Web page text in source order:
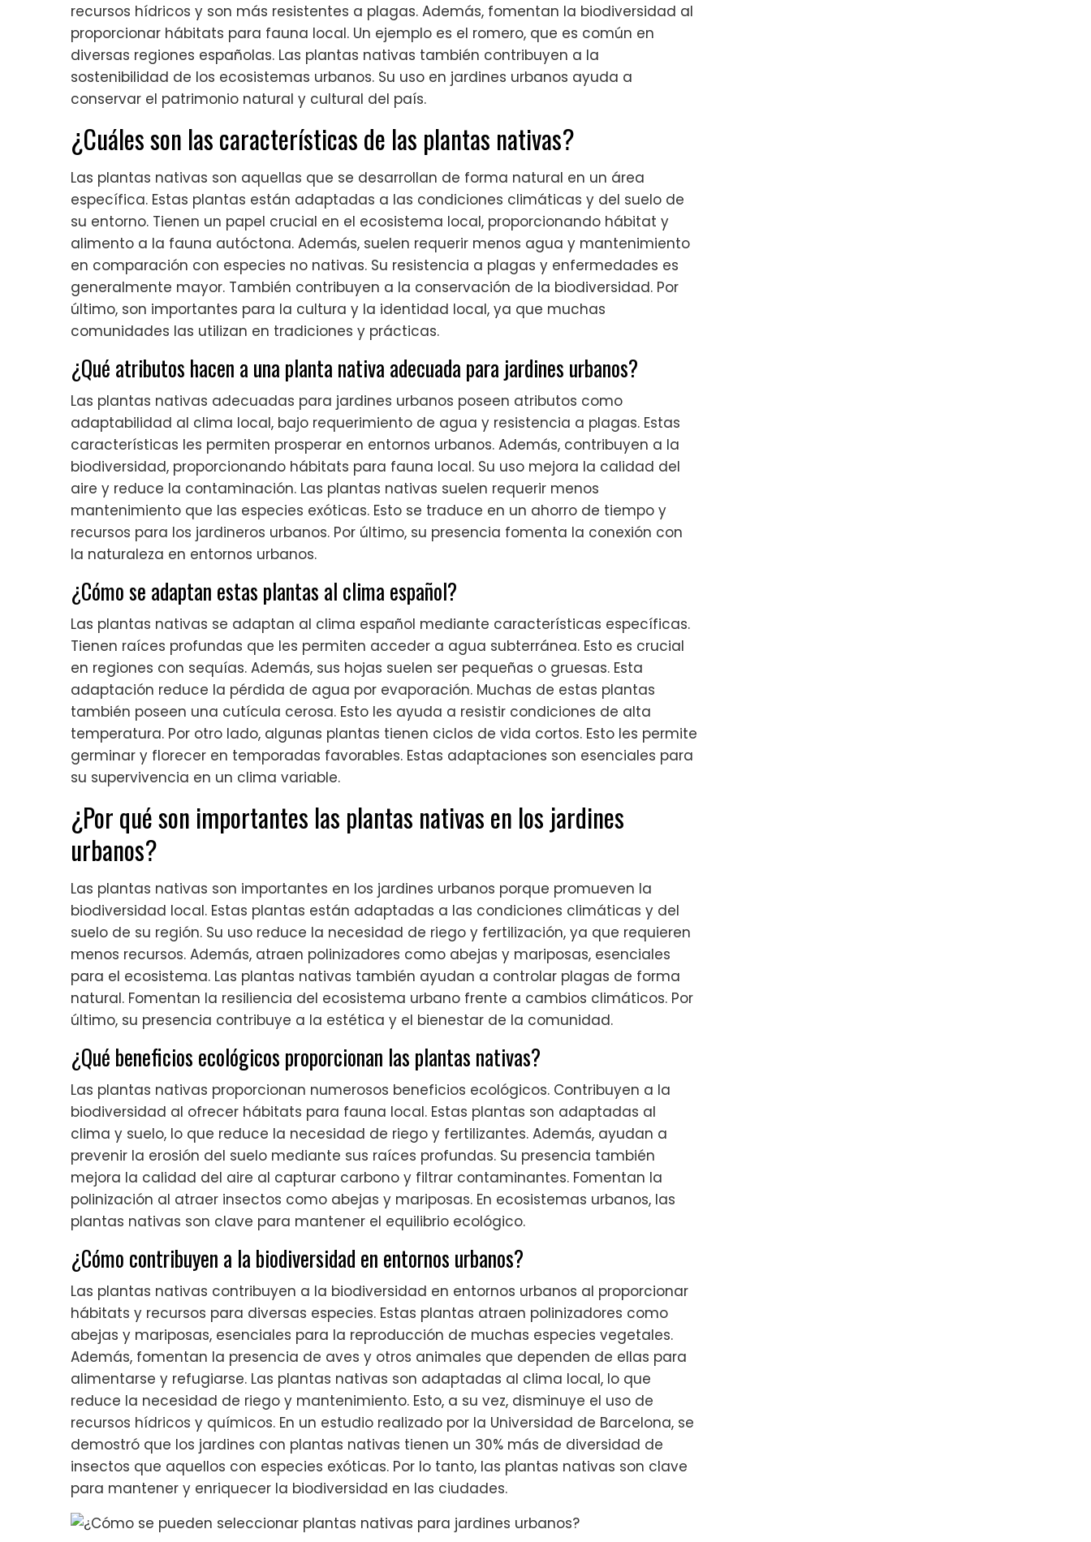
recursos hídricos y son más resistentes a plagas. Además, fomentan la biodiversidad al
proporcionar hábitats para fauna local. Un ejemplo es el romero, que es común en
diversas regiones españolas. Las plantas nativas también contribuyen a la
sostenibilidad de los ecosistemas urbanos. Su uso en jardines urbanos ayuda a
conservar el patrimonio natural y cultural del país.
¿Cuáles son las características de las plantas nativas?
Las plantas nativas son aquellas que se desarrollan de forma natural en un área
específica. Estas plantas están adaptadas a las condiciones climáticas y del suelo de
su entorno. Tienen un papel crucial en el ecosistema local, proporcionando hábitat y
alimento a la fauna autóctona. Además, suelen requerir menos agua y mantenimiento
en comparación con especies no nativas. Su resistencia a plagas y enfermedades es
generalmente mayor. También contribuyen a la conservación de la biodiversidad. Por
último, son importantes para la cultura y la identidad local, ya que muchas
comunidades las utilizan en tradiciones y prácticas.
¿Qué atributos hacen a una planta nativa adecuada para jardines urbanos?
Las plantas nativas adecuadas para jardines urbanos poseen atributos como
adaptabilidad al clima local, bajo requerimiento de agua y resistencia a plagas. Estas
características les permiten prosperar en entornos urbanos. Además, contribuyen a la
biodiversidad, proporcionando hábitats para fauna local. Su uso mejora la calidad del
aire y reduce la contaminación. Las plantas nativas suelen requerir menos
mantenimiento que las especies exóticas. Esto se traduce en un ahorro de tiempo y
recursos para los jardineros urbanos. Por último, su presencia fomenta la conexión con
la naturaleza en entornos urbanos.
¿Cómo se adaptan estas plantas al clima español?
Las plantas nativas se adaptan al clima español mediante características específicas.
Tienen raíces profundas que les permiten acceder a agua subterránea. Esto es crucial
en regiones con sequías. Además, sus hojas suelen ser pequeñas o gruesas. Esta
adaptación reduce la pérdida de agua por evaporación. Muchas de estas plantas
también poseen una cutícula cerosa. Esto les ayuda a resistir condiciones de alta
temperatura. Por otro lado, algunas plantas tienen ciclos de vida cortos. Esto les permite
germinar y florecer en temporadas favorables. Estas adaptaciones son esenciales para
su supervivencia en un clima variable.
¿Por qué son importantes las plantas nativas en los jardines
urbanos?
Las plantas nativas son importantes en los jardines urbanos porque promueven la
biodiversidad local. Estas plantas están adaptadas a las condiciones climáticas y del
suelo de su región. Su uso reduce la necesidad de riego y fertilización, ya que requieren
menos recursos. Además, atraen polinizadores como abejas y mariposas, esenciales
para el ecosistema. Las plantas nativas también ayudan a controlar plagas de forma
natural. Fomentan la resiliencia del ecosistema urbano frente a cambios climáticos. Por
último, su presencia contribuye a la estética y el bienestar de la comunidad.
¿Qué beneficios ecológicos proporcionan las plantas nativas?
Las plantas nativas proporcionan numerosos beneficios ecológicos. Contribuyen a la
biodiversidad al ofrecer hábitats para fauna local. Estas plantas son adaptadas al
clima y suelo, lo que reduce la necesidad de riego y fertilizantes. Además, ayudan a
prevenir la erosión del suelo mediante sus raíces profundas. Su presencia también
mejora la calidad del aire al capturar carbono y filtrar contaminantes. Fomentan la
polinización al atraer insectos como abejas y mariposas. En ecosistemas urbanos, las
plantas nativas son clave para mantener el equilibrio ecológico.
¿Cómo contribuyen a la biodiversidad en entornos urbanos?
Las plantas nativas contribuyen a la biodiversidad en entornos urbanos al proporcionar
hábitats y recursos para diversas especies. Estas plantas atraen polinizadores como
abejas y mariposas, esenciales para la reproducción de muchas especies vegetales.
Además, fomentan la presencia de aves y otros animales que dependen de ellas para
alimentarse y refugiarse. Las plantas nativas son adaptadas al clima local, lo que
reduce la necesidad de riego y mantenimiento. Esto, a su vez, disminuye el uso de
recursos hídricos y químicos. En un estudio realizado por la Universidad de Barcelona, se
demostró que los jardines con plantas nativas tienen un 30% más de diversidad de
insectos que aquellos con especies exóticas. Por lo tanto, las plantas nativas son clave
para mantener y enriquecer la biodiversidad en las ciudades.